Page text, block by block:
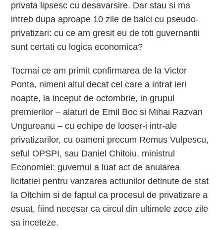
privata lipsesc cu desavarsire. Dar stau si ma
intreb dupa aproape 10 zile de balci cu pseudo-
privatizari: cu ce am gresit eu de toti guvernantii
sunt certati cu logica economica?
Tocmai ce am primit confirmarea de la Victor
Ponta, nimeni altul decat cel care a intrat ieri
noapte, la inceput de octombrie, in grupul
premierilor – alaturi de Emil Boc si Mihai Razvan
Ungureanu – cu echipe de looser-i intr-ale
privatizarilor, cu oameni precum Remus Vulpescu,
seful OPSPI, sau Daniel Chitoiu, ministrul
Economiei: guvernul a luat act de anularea
licitatiei pentru vanzarea actiunilor detinute de stat
la Oltchim si de faptul ca procesul de privatizare a
esuat, fiind necesar ca circul din ultimele zece zile
sa inceteze.